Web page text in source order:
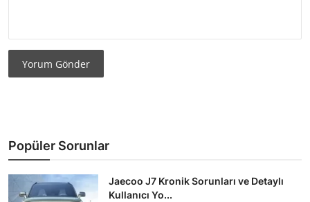
Yorum Gönder
Popüler Sorunlar
Jaecoo J7 Kronik Sorunları ve Detaylı
Kullanıcı Yo...